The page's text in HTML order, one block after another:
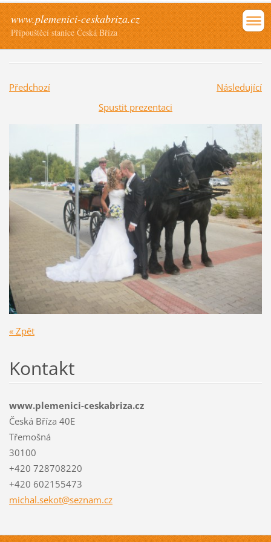
www.plemenici-ceskabriza.cz
Připouštěcí stanice Česká Bříza
Předchozí
Následující
Spustit prezentaci
« Zpět
Kontakt
www.plemenici-ceskabriza.cz
Česká Bříza 40E
Třemošná
30100
+420 728708220
+420 602155473
michal.sekot@seznam.cz